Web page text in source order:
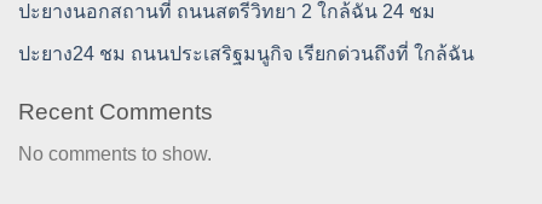
ปะยางนอกสถานที่ ถนนสตรีวิทยา 2 ใกล้ฉัน 24 ชม
ปะยาง24 ชม ถนนประเสริฐมนูกิจ เรียกด่วนถึงที่ ใกล้ฉัน
Recent Comments
No comments to show.